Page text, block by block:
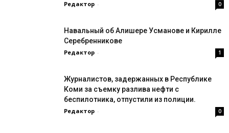
Редактор - 0
Навальный об Алишере Усманове и Кирилле
Серебренникове
Редактор - 1
Журналистов, задержанных в Республике
Коми за съемку разлива нефти с
беспилотника, отпустили из полиции.
Редактор - 0